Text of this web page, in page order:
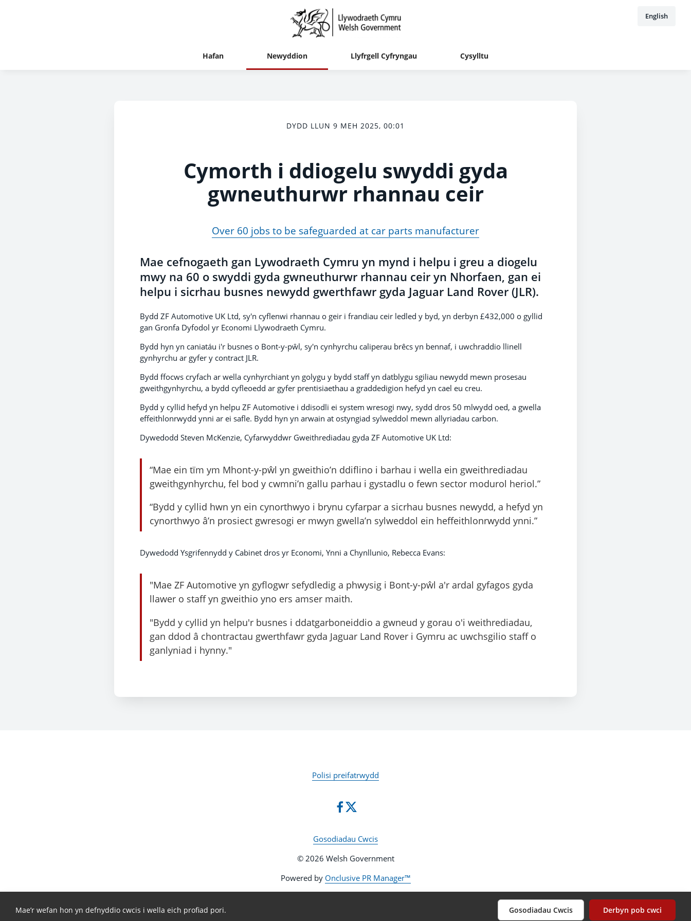
English
Hafan Newyddion Llyfrgell Cyfryngau Cysylltu
DYDD LLUN 9 MEH 2025, 00:01
Cymorth i ddiogelu swyddi gyda
gwneuthurwr rhannau ceir
Over 60 jobs to be safeguarded at car parts manufacturer
Mae cefnogaeth gan Lywodraeth Cymru yn mynd i helpu i greu a diogelu
mwy na 60 o swyddi gyda gwneuthurwr rhannau ceir yn Nhorfaen, gan ei
helpu i sicrhau busnes newydd gwerthfawr gyda Jaguar Land Rover (JLR).
Bydd ZF Automotive UK Ltd, sy'n cyflenwi rhannau o geir i frandiau ceir ledled y byd, yn derbyn £432,000 o gyllid
gan Gronfa Dyfodol yr Economi Llywodraeth Cymru.
Bydd hyn yn caniatáu i'r busnes o Bont-y-pŵl, sy'n cynhyrchu caliperau brêcs yn bennaf, i uwchraddio llinell
gynhyrchu ar gyfer y contract JLR.
Bydd ffocws cryfach ar wella cynhyrchiant yn golygu y bydd staff yn datblygu sgiliau newydd mewn prosesau
gweithgynhyrchu, a bydd cyfleoedd ar gyfer prentisiaethau a graddedigion hefyd yn cael eu creu.
Bydd y cyllid hefyd yn helpu ZF Automotive i ddisodli ei system wresogi nwy, sydd dros 50 mlwydd oed, a gwella
effeithlonrwydd ynni ar ei safle. Bydd hyn yn arwain at ostyngiad sylweddol mewn allyriadau carbon.
Dywedodd Steven McKenzie, Cyfarwyddwr Gweithrediadau gyda ZF Automotive UK Ltd:
“Mae ein tïm ym Mhont-y-pŵl yn gweithio’n ddiflino i barhau i wella ein gweithrediadau
gweithgynhyrchu, fel bod y cwmni’n gallu parhau i gystadlu o fewn sector modurol heriol.”
“Bydd y cyllid hwn yn ein cynorthwyo i brynu cyfarpar a sicrhau busnes newydd, a hefyd yn
cynorthwyo â’n prosiect gwresogi er mwyn gwella’n sylweddol ein heffeithlonrwydd ynni.”
Dywedodd Ysgrifennydd y Cabinet dros yr Economi, Ynni a Chynllunio, Rebecca Evans:
"Mae ZF Automotive yn gyflogwr sefydledig a phwysig i Bont-y-pŵl a'r ardal gyfagos gyda
llawer o staff yn gweithio yno ers amser maith.
"Bydd y cyllid yn helpu'r busnes i ddatgarboneiddio a gwneud y gorau o'i weithrediadau,
gan ddod â chontractau gwerthfawr gyda Jaguar Land Rover i Gymru ac uwchsgilio staff o
ganlyniad i hynny."
Polisi preifatrwydd
Gosodiadau Cwcis
© 2026 Welsh Government
Powered by Onclusive PR Manager™
Mae’r wefan hon yn defnyddio cwcis i wella eich profiad pori. Gosodiadau Cwcis Derbyn pob cwci